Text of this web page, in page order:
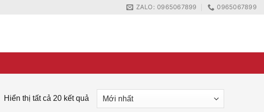
ZALO: 0965067899 0965067899
Hiển thị tất cả 20 kết quả